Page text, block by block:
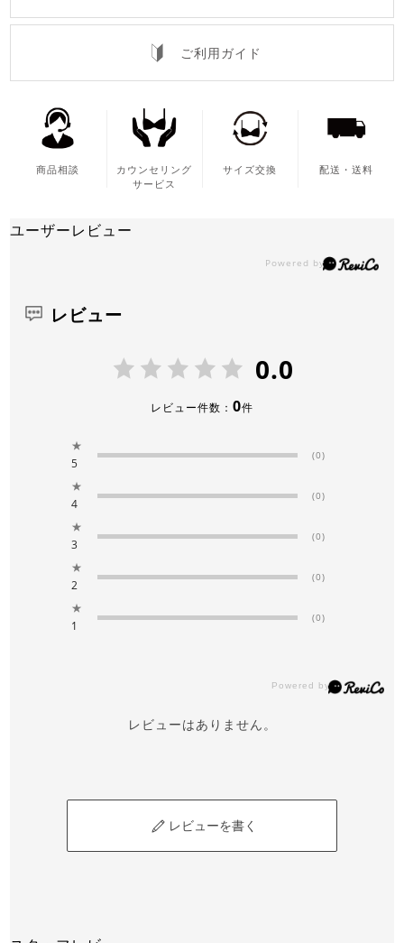
ご利用ガイド
商品相談
カウンセリング
サービス
サイズ交換 配送・送料
ユーザーレビュー
レビュー
0.0
レビュー件数： 0件
★
5
(0)
★
4
(0)
★
3
(0)
★
2
(0)
★
1
(0)
レビューはありません。
レビューを書く